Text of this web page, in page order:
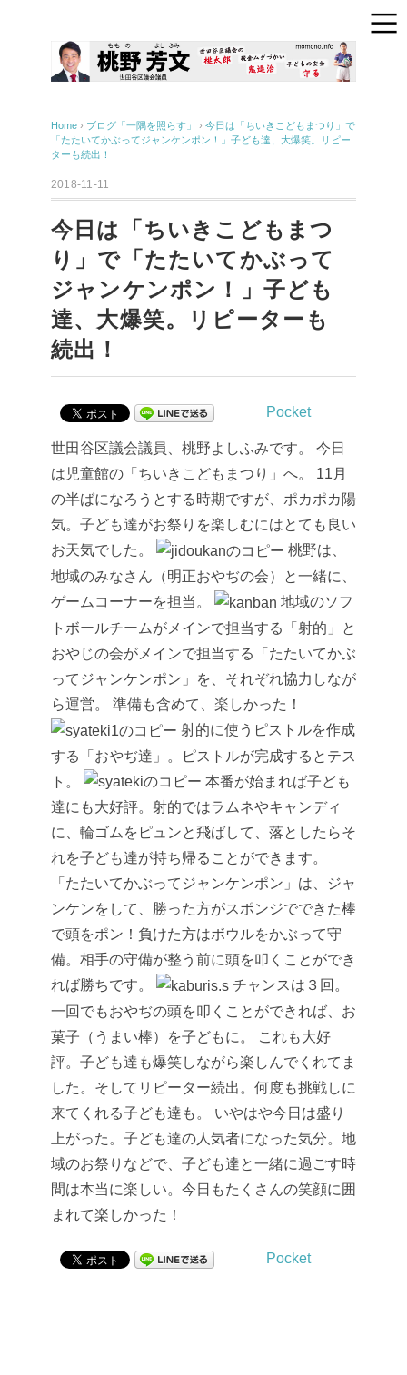
Home › ブログ「一隅を照らす」 › 今日は「ちいきこどもまつり」で
「たたいてかぶってジャンケンポン！」子ども達、大爆笑。リピー
ターも続出！
2018-11-11
今日は「ちいきこどもまつ
り」で「たたいてかぶって
ジャンケンポン！」子ども
達、大爆笑。リピーターも
続出！
Pocket
世田谷区議会議員、桃野よしふみです。
今日
は児童館の「ちいきこどもまつり」へ。
11月
の半ばになろうとする時期ですが、ポカポカ陽
気。子ども達がお祭りを楽しむにはとても良い
お天気でした。
桃野は、
地域のみなさん（明正おやぢの会）と一緒に、
ゲームコーナーを担当。
地域のソフ
トボールチームがメインで担当する「射的」と
おやじの会がメインで担当する「たたいてかぶ
ってジャンケンポン」を、それぞれ協力しなが
ら運営。
準備も含めて、楽しかった！
射的に使うピストルを作成
する「おやぢ達」。ピストルが完成するとテス
ト。
本番が始まれば子ども
達にも大好評。射的ではラムネやキャンディ
に、輪ゴムをピュンと飛ばして、落としたらそ
れを子ども達が持ち帰ることができます。
「たたいてかぶってジャンケンポン」は、ジャ
ンケンをして、勝った方がスポンジでできた棒
で頭をポン！負けた方はボウルをかぶって守
備。相手の守備が整う前に頭を叩くことができ
れば勝ちです。
チャンスは３回。
一回でもおやぢの頭を叩くことができれば、お
菓子（うまい棒）を子どもに。
これも大好
評。子ども達も爆笑しながら楽しんでくれてま
した。そしてリピーター続出。何度も挑戦しに
来てくれる子ども達も。
いやはや今日は盛り
上がった。子ども達の人気者になった気分。地
域のお祭りなどで、子ども達と一緒に過ごす時
間は本当に楽しい。今日もたくさんの笑顔に囲
まれて楽しかった！
Pocket